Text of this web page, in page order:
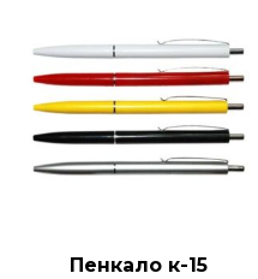
Пенкало к-15